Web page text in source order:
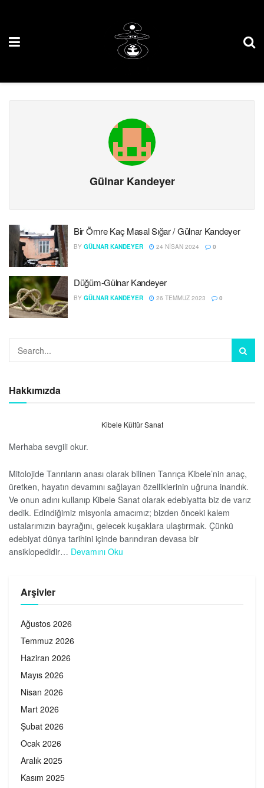
Gülnar Kandeyer
Bir Ömre Kaç Masal Sığar / Gülnar Kandeyer
BY GÜLNAR KANDEYER 24 NISAN 2024 0
Düğüm-Gülnar Kandeyer
BY GÜLNAR KANDEYER 26 TEMMUZ 2023 0
Hakkımızda
Kibele Kültür Sanat
Merhaba sevgili okur.
Mitolojide Tanrıların anası olarak bilinen Tanrıça Kibele’nin anaç,
üretken, hayatın devamını sağlayan özelliklerinin uğruna inandık.
Ve onun adını kullanıp Kibele Sanat olarak edebiyatta biz de varız
dedik. Edindiğimiz misyonla amacımız; bizden önceki kalem
ustalarımızın bayrağını, gelecek kuşaklara ulaştırmak. Çünkü
edebiyat dünya tarihini içinde barındıran devasa bir
ansiklopedidir… Devamını Oku
Arşivler
Ağustos 2026
Temmuz 2026
Haziran 2026
Mayıs 2026
Nisan 2026
Mart 2026
Şubat 2026
Ocak 2026
Aralık 2025
Kasım 2025